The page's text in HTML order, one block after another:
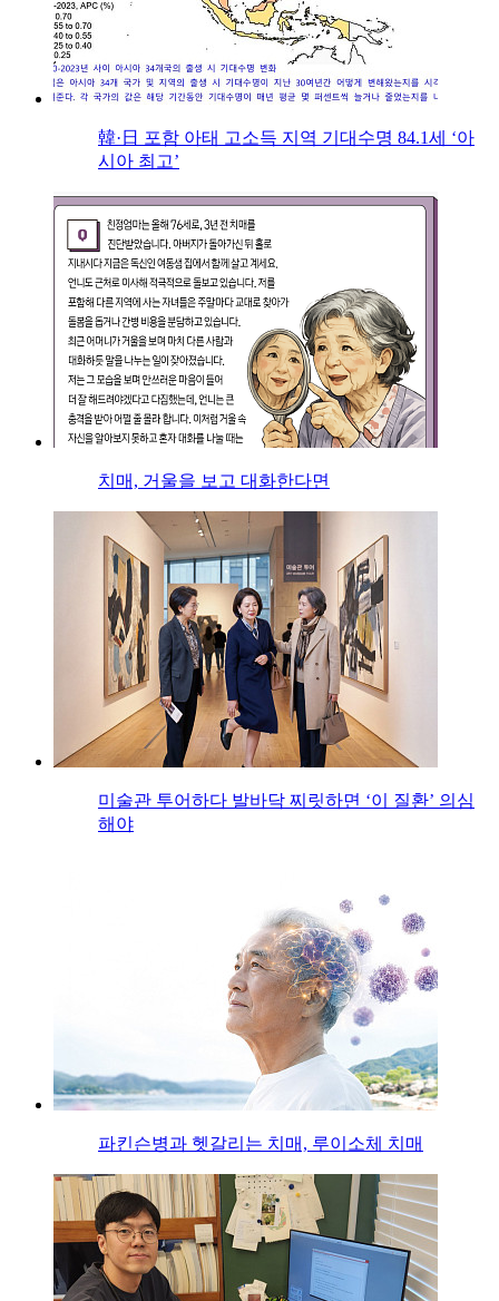
韓·日 포함 아태 고소득 지역 기대수명 84.1세 ‘아
시아 최고’
치매, 거울을 보고 대화한다면
미술관 투어하다 발바닥 찌릿하면 ‘이 질환’ 의심
해야
파킨슨병과 헷갈리는 치매, 루이소체 치매